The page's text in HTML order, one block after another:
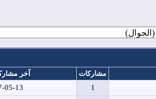
مشاركات آخر
1
05-13